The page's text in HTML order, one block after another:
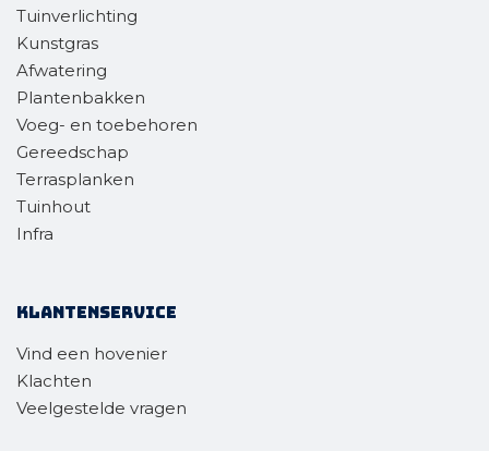
Tuinverlichting
Kunstgras
Afwatering
Plantenbakken
Voeg- en toebehoren
Gereedschap
Terrasplanken
Tuinhout
Infra
Klantenservice
Vind een hovenier
Klachten
Veelgestelde vragen